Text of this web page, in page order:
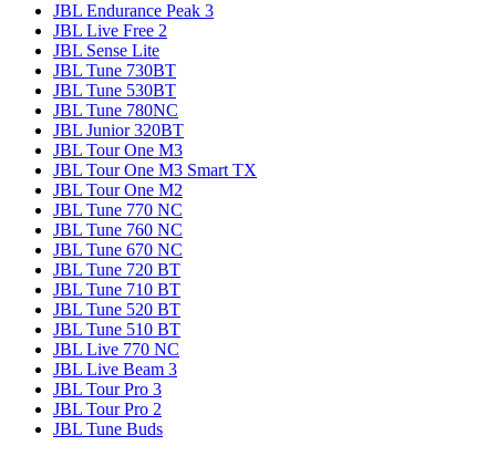
JBL Endurance Peak 3
JBL Live Free 2
JBL Sense Lite
JBL Tune 730BT
JBL Tune 530BT
JBL Tune 780NC
JBL Junior 320BT
JBL Tour One M3
JBL Tour One M3 Smart TX
JBL Tour One M2
JBL Tune 770 NC
JBL Tune 760 NC
JBL Tune 670 NC
JBL Tune 720 BT
JBL Tune 710 BT
JBL Tune 520 BT
JBL Tune 510 BT
JBL Live 770 NC
JBL Live Beam 3
JBL Tour Pro 3
JBL Tour Pro 2
JBL Tune Buds